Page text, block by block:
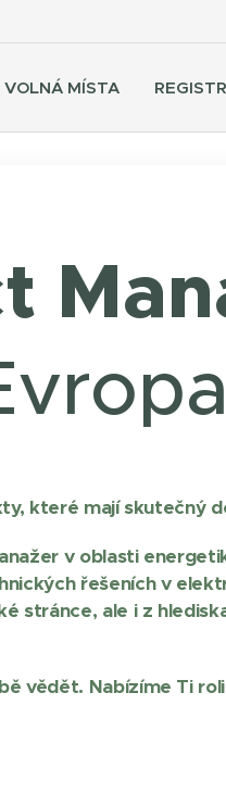
VOLNÁ MÍSTA
které mají skutečný
v oblasti
řešeních v
stránce, ale i z
vědět. Nabízíme Ti